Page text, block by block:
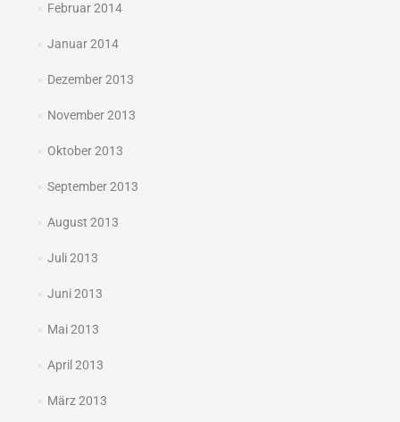
Februar 2014
Januar 2014
Dezember 2013
November 2013
Oktober 2013
September 2013
August 2013
Juli 2013
Juni 2013
Mai 2013
April 2013
März 2013